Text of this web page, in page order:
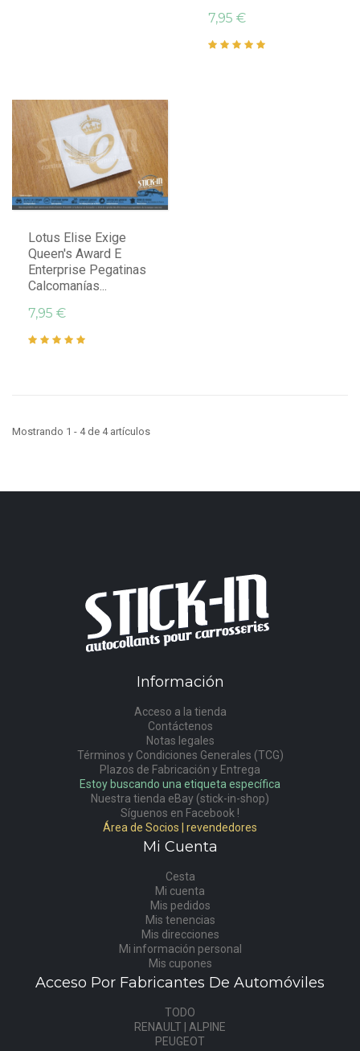
7,95 €
Lotus Elise Exige
Queen's Award E
Enterprise Pegatinas
Calcomanías...
7,95 €
Mostrando 1 - 4 de 4 artículos
Información
Acceso a la tienda
Contáctenos
Notas legales
Términos y Condiciones Generales (TCG)
Plazos de Fabricación y Entrega
Estoy buscando una etiqueta específica
Nuestra tienda eBay (stick-in-shop)
Síguenos en Facebook !
Área de Socios | revendedores
Mi Cuenta
Cesta
Mi cuenta
Mis pedidos
Mis tenencias
Mis direcciones
Mi información personal
Mis cupones
Acceso Por Fabricantes De Automóviles
TODO
RENAULT | ALPINE
PEUGEOT